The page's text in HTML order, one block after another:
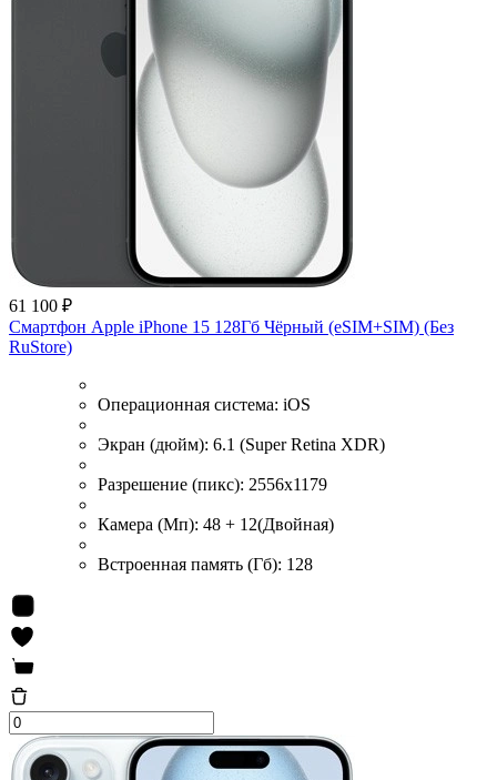
61 100 ₽
Смартфон Apple iPhone 15 128Гб Чёрный (eSIM+SIM) (Без
RuStore)
Операционная система: iOS
Экран (дюйм): 6.1 (Super Retina XDR)
Разрешение (пикс): 2556x1179
Камера (Мп): 48 + 12(Двойная)
Встроенная память (Гб): 128